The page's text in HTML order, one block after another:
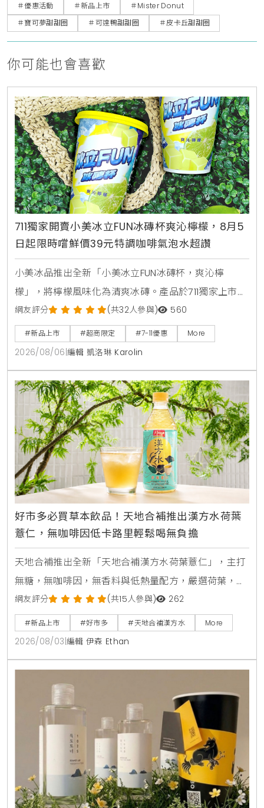
＃優惠活動 ＃新品上市
＃Mister Donut
＃寶可夢甜甜圈
＃可達鴨甜甜圈 ＃皮卡丘甜甜圈
你可能也會喜歡
711獨家開賣小美冰立FUN冰磚杯爽沁檸檬，8月5
日起限時嚐鮮價39元特調咖啡氣泡水超讚
小美冰品推出全新「小美冰立FUN冰磚杯，爽沁檸
檬」，將檸檬風味化為清爽冰磚。產品於711獨家上市，
2026年8月5日至9月1日享嚐鮮價39元。顆粒狀冰磚可
直接食用，也能加入氣泡水或咖啡混搭出夏日特調飲
品。
網友評分 (共32人參與) 560
#新品上市 #超商限定 #7-11優惠 More
2026/08/06 編輯 凱洛琳 Karolin
好市多必買草本飲品！天地合補推出漢方水荷葉
薏仁，無咖啡因低卡路里輕鬆喝無負擔
天地合補推出全新「天地合補漢方水荷葉薏仁」，主打
無糖，無咖啡因，無香料與低熱量配方，嚴選荷葉，薏
仁，山楂等草本素材，口感甘潤清爽。產品於2026年8
月上旬全台好市多Costco獨家上市，每箱24入售價
729元，提供日常輕鬆補水新選擇。
網友評分 (共15人參與) 262
#新品上市 #好市多 #天地合補漢方水 More
2026/08/03 編輯 伊森 Ethan